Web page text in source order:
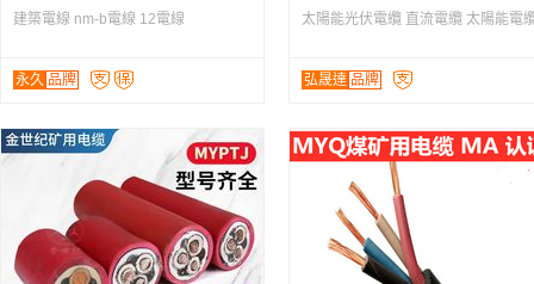
建築電線 nm-b電線 12電線
永久 品牌
太陽能光伏電纜 直流電纜 太陽能電
弘晟達 品牌